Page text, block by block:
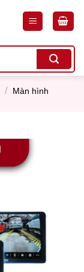
/ Màn hình